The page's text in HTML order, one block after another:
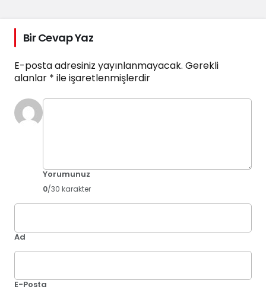
Bir Cevap Yaz
E-posta adresiniz yayınlanmayacak. Gerekli
alanlar * ile işaretlenmişlerdir
Yorumunuz
0/30 karakter
Ad
E-Posta